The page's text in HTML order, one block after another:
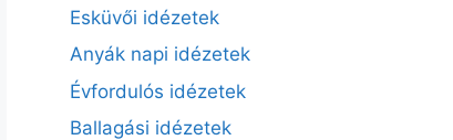
Esküvői idézetek
Anyák napi idézetek
Évfordulós idézetek
Ballagási idézetek